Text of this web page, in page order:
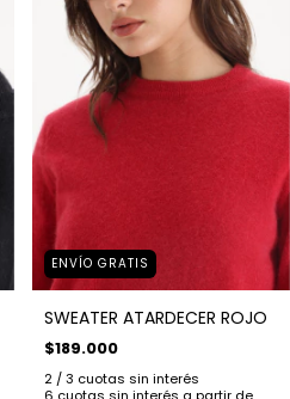
ENVÍO GRATIS
SWEATER ATARDECER ROJO
$189.000